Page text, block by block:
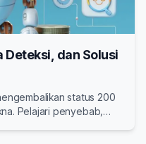
Deteksi, dan Solusi
status 200
Pelajari penyebab,